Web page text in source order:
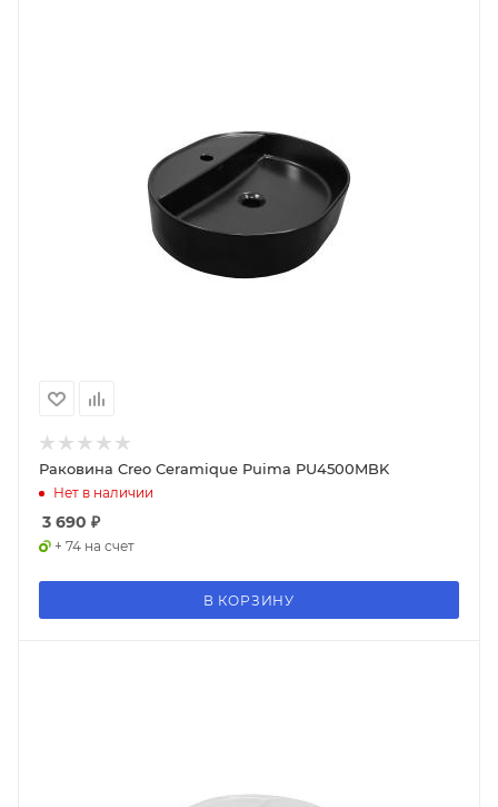
Раковина Creo Ceramique Puima PU4500MBK
Нет в наличии
3 690 ₽
+ 74 на счет
В КОРЗИНУ